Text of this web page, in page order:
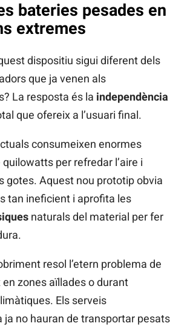
bateries pesades en
extremes
dispositiu sigui diferent dels
que ja venen als
La resposta és la independència
que ofereix a l’usuari final.
consumeixen enormes
per refredar l’aire i
gotes. Aquest nou prototip obvia
tan ineficient i aprofita les
naturals del material per fer
resol l’etern problema de
en zones aïllades o durant
Els serveis
ja no hauran de transportar pesats